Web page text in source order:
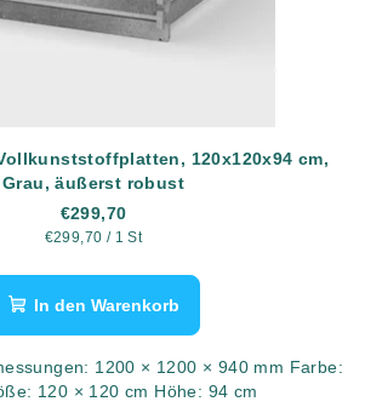
120x120x94 cm,
Grau, äußerst robust
€299,70
Verkaufspreis:
€299,70 / 1 St
In den Warenkorb
1200 × 1200 × 940 mm Farbe:
120 × 120 cm Höhe: 94 cm